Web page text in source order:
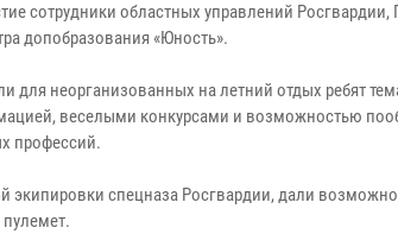
сотрудники областных управлений
допобразования «Юность».
для неорганизованных на летний отдых ребят
веселыми конкурсами и возможностью
профессий.
спецназа Росгвардии, дали